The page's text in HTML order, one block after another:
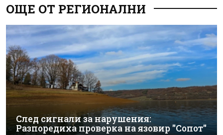
ОЩЕ ОТ РЕГИОНАЛНИ
След сигнали за нарушения:
Разпоредиха проверка на язовир "Сопот"